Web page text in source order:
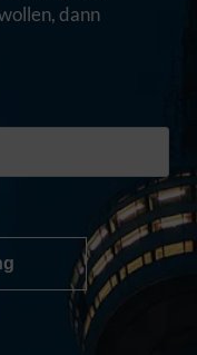
dann